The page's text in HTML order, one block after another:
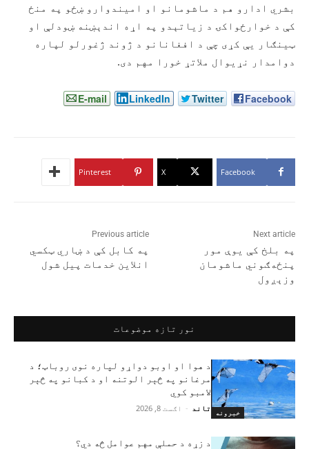
بشري ادارو هم د ماشومانو او امیندوارو ښځو په منځ
کې د خوارځواکۍ د زیاتېدو په اړه اندېښنه ښودلې او
ټینګار یې کړی چې د افغانانو د ژوند ژغورلو لپاره
دوامدار نړیوال ملاتړ خورا مهم دی.
Facebook
Twitter
LinkedIn
E-mail
Facebook
X
Pinterest
Previous article
په کابل کې د ښاري ټکسي
انلاین خدمات پیل شول
Next article
په بلخ کې یوې مور
پنځه‌ګوني ماشومان
وزېږول
نور تازه موضوعات
خبرونه
د هوا او اوبو دواړو لپاره نوی روباټ؛ د
مرغانو په څېر الوتنه او د کبانو په څېر
لامبو کوي
تاند - اګست 8, 2026
د زړه د حملې مهم عوامل څه دي؟